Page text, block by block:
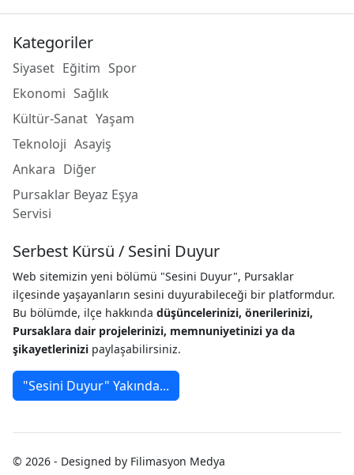
Kategoriler
Siyaset Eğitim Spor
Ekonomi Sağlık
Kültür-Sanat Yaşam
Teknoloji Asayiş
Ankara Diğer
Pursaklar Beyaz Eşya
Servisi
Serbest Kürsü / Sesini Duyur
Web sitemizin yeni bölümü "Sesini Duyur", Pursaklar
ilçesinde yaşayanların sesini duyurabileceği bir platformdur.
Bu bölümde, ilçe hakkındadüşüncelerinizi, önerilerinizi,
Pursaklara dair projelerinizi, memnuniyetinizi ya da
şikayetlerinizi paylaşabilirsiniz.
"Sesini Duyur" Yakında...
© 2026 - Designed by Filimasyon Medya